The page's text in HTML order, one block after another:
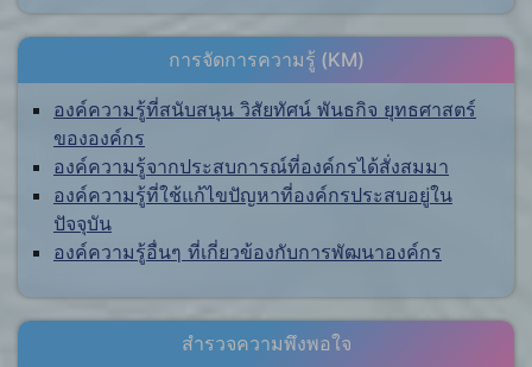
การจัดการความรู้ (KM)
องค์ความรู้ที่สนับสนุน วิสัยทัศน์ พันธกิจ ยุทธศาสตร์
ขององค์กร
องค์ความรู้จากประสบการณ์ที่องค์กรได้สั่งสมมา
องค์ความรู้ที่ใช้แก้ไขปัญหาที่องค์กรประสบอยู่ใน
ปัจจุบัน
องค์ความรู้อื่นๆ ที่เกี่ยวข้องกับการพัฒนาองค์กร
สำรวจความพึงพอใจ